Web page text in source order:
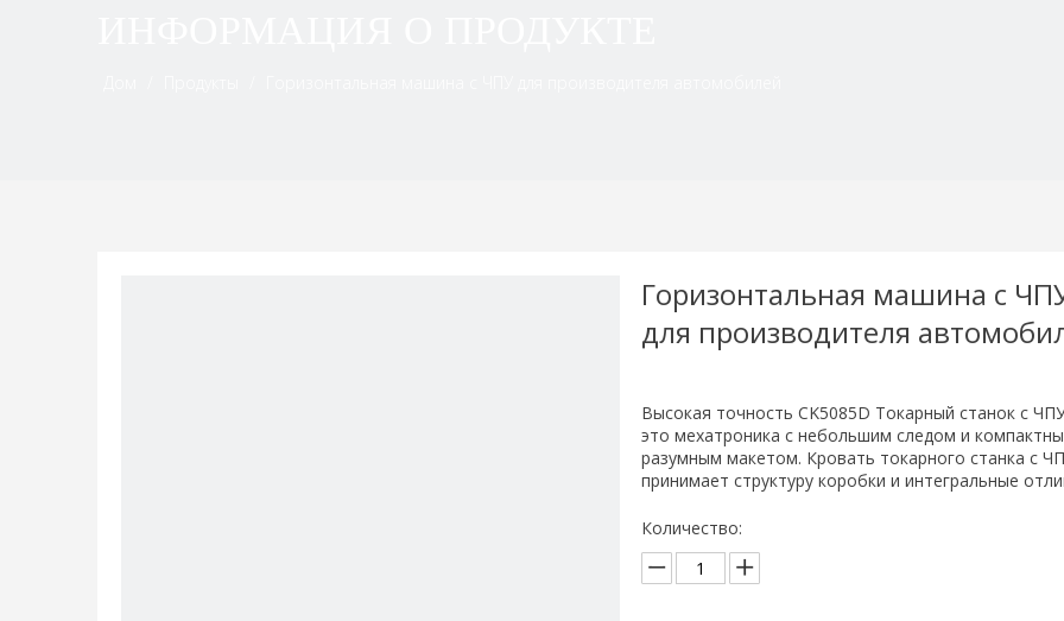
Горизонтальная машина с
для производителя
Высокая точность CK5085D Токарный станок с
это мехатроника с небольшим следом и
разумным макетом. Кровать токарного станка с
принимает структуру коробки и интегральные
Количество: